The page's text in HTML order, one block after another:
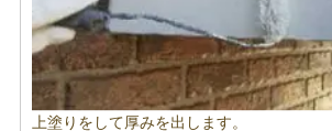
上塗りをして厚みを出します。